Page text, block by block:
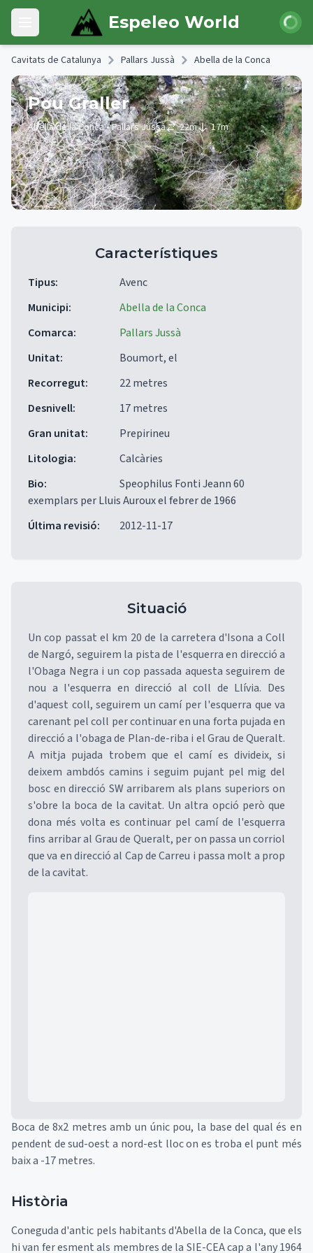
Skip to main content
Open main menu Espeleo World Iniciar
Cavitats de Catalunya Pallars Jussà Abella de la Conca
Pou Graller
Abella de la Conca• Pallars Jussà 22m 17m
Característiques
Tipus:
Avenc
Municipi:
Abella de la Conca
Comarca:
Pallars Jussà
Unitat:
Boumort, el
Recorregut:
22 metres
Desnivell:
17 metres
Gran unitat:
Prepirineu
Litologia:
Calcàries
Bio:
Speophilus Fonti Jeann 60
exemplars per Lluis Auroux el febrer de 1966
Última revisió: 2012-11-17
Situació
Un cop passat el km 20 de la carretera d'Isona a Coll
de Nargó, seguirem la pista de l'esquerra en direcció a
l'Obaga Negra i un cop passada aquesta seguirem de
nou a l'esquerra en direcció al coll de Llívia. Des
d'aquest coll, seguirem un camí per l'esquerra que va
carenant pel coll per continuar en una forta pujada en
direcció a l'obaga de Plan-de-riba i el Grau de Queralt.
A mitja pujada trobem que el camí es divideix, si
deixem ambdós camins i seguim pujant pel mig del
bosc en direcció SW arribarem als plans superiors on
s'obre la boca de la cavitat. Un altra opció però que
dona més volta es continuar pel camí de l'esquerra
fins arribar al Grau de Queralt, per on passa un corriol
que va en direcció al Cap de Carreu i passa molt a prop
de la cavitat.
Boca de 8x2 metres amb un únic pou, la base del qual és en
pendent de sud-oest a nord-est lloc on es troba el punt més
baix a -17 metres.
Història
Coneguda d'antic pels habitants d'Abella de la Conca, que els
hi van fer esment als membres de la SIE-CEA cap a l'any 1964